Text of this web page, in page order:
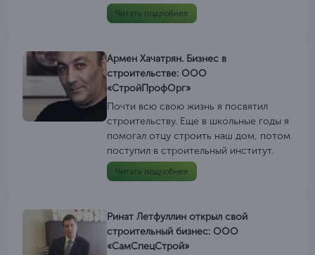
Читать подробнее
Армен Хачатрян. Бизнес в
строительстве: ООО
«СтройПрофОрг»
Почти всю свою жизнь я посвятил
строительству. Еще в школьные годы я
помогал отцу строить наш дом, потом
поступил в строительный институт.
Читать подробнее
Ринат Летфуллин открыл свой
строительный бизнес: ООО
«СамСпецСтрой»